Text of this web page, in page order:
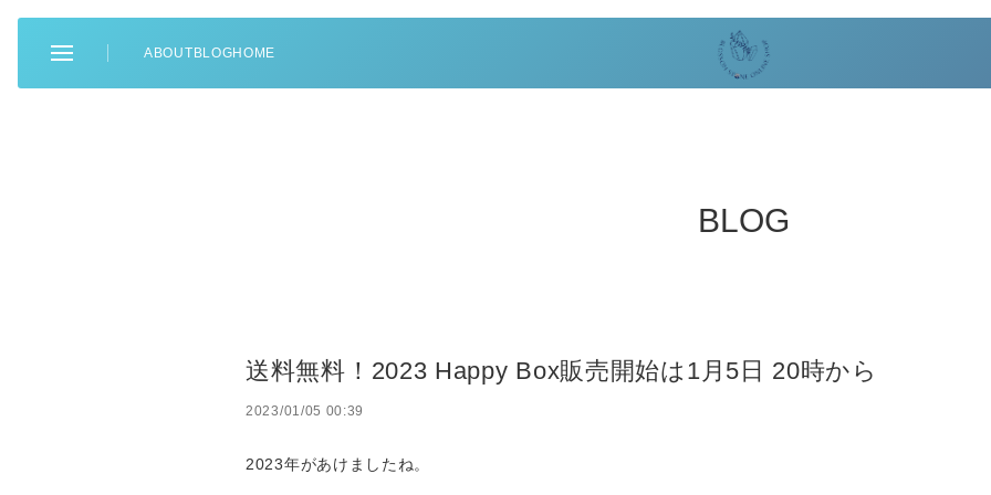
ABOUTBLOGHOME
BLOG
送料無料！2023 Happy Box販売開始は1月5日 20時から
2023/01/05 00:39
2023年があけましたね。